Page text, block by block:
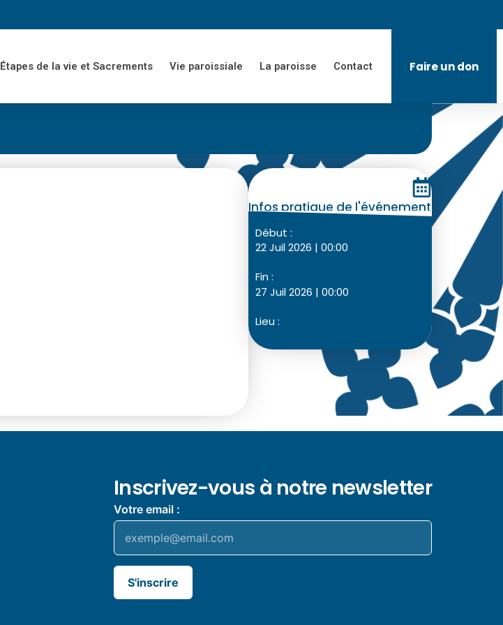
Étapes de la vie et Sacrements Vie paroissiale La paroisse Contact Faire un don
Infos pratique de l'événement
Début :
22 Juil 2026 | 00:00
Fin :
27 Juil 2026 | 00:00
Lieu :
Inscrivez-vous à notre newsletter
Votre email :
S'inscrire